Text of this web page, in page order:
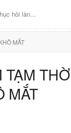
Chế độ ăn cho da
MẮT
MẮT